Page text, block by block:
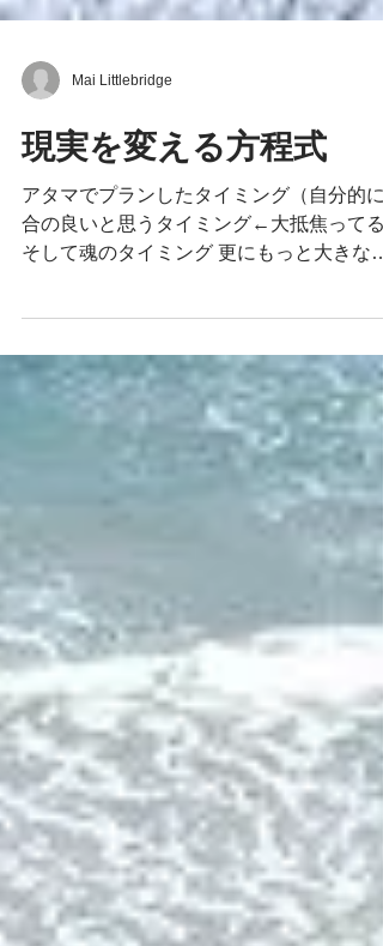
現実を変える方程式
アタマでプランしたタイミング（自分的に
合の良いと思うタイミング←大抵焦ってる)
ニバーサル視点でのタイミング・・・ が
うこともあれば、揃わないこともあり・・
でも間違いなく私たちの行き着くところは
Joyであり...